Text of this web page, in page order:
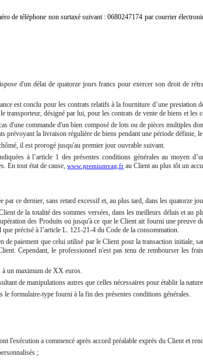
de téléphone non surtaxé suivant : 0680247174 par courrier
d'un délai de quatorze jours francs pour exercer son droit de
est conclu pour les contrats relatifs à la fourniture d’une
désigné par lui, pour les contrats de vente de biens et les
d'une commande d'un bien composé de lots ou de pièces multiples
prévoyant la livraison régulière de biens pendant une période définie,
il est prorogé jusqu'au premier jour ouvrable suivant.
à l’article 1 des présentes conditions générales au moyen
En tout état de cause,www.premiumvag.fr au Client au plus tôt un
ce dernier, sans retard excessif et, au plus tard, dans les quatorze
de la totalité des sommes versées, dans les meilleurs délais et au
des Produits ou jusqu'à ce que le Client ait fourni une preuve
précisé à l’article L. 121-21-4 du Code de la consommation.
de paiement que celui utilisé par le Client pour la transaction initiale,
Cependant, le professionnel n'est pas tenu de rembourser les
un maximum de XX euros.
de manipulations autres que celles nécessaires pour établir la
formulaire-type fourni à la fin des présentes conditions générales.
l'exécution a commencé après accord préalable exprès du Client et
;